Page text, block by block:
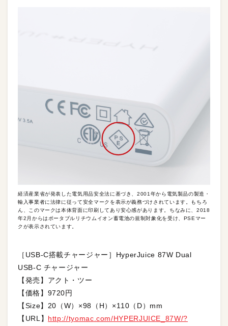
経済産業省が発表した電気用品安全法に基づき、2001年から電気製品の製造・
輸入事業者に法律に従って安全マークを表示が義務づけされています。もちろ
ん、このマークは本体背面に印刷してあり安心感があります。ちなみに、2018
年2月からはポータブルリチウムイオン蓄電池の規制対象化を受け、PSEマー
クが表示されています。
［USB-C搭載チャージャー］HyperJuice 87W Dual
USB-C チャージャー
【発売】アクト・ツー
【価格】9720円
【Size】20（W）×98（H）×110（D）mm
【URL】 http://tyomac.com/HYPERJUICE_87W/?